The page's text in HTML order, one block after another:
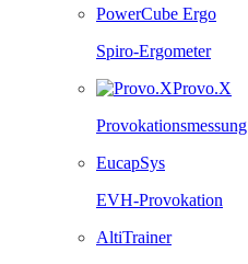
PowerCube Ergo
Spiro-Ergometer
Provo.X
Provokationsmessung
EucapSys
EVH-Provokation
AltiTrainer